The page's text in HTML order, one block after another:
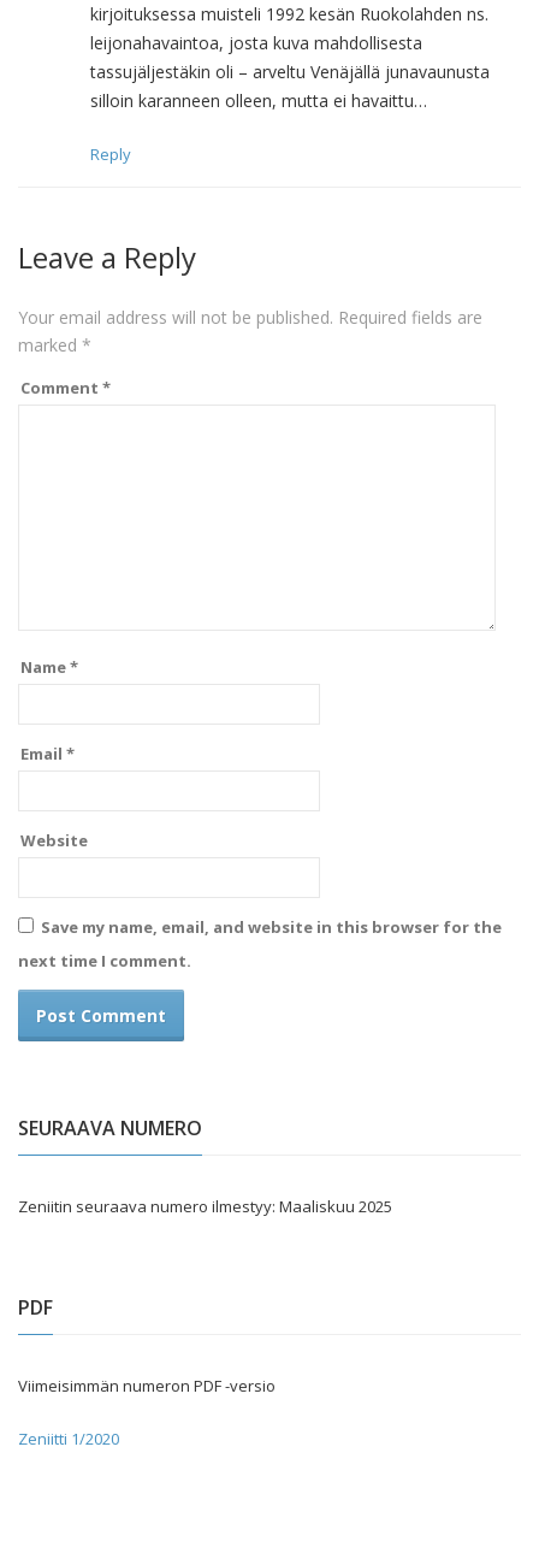
kirjoituksessa muisteli 1992 kesän Ruokolahden ns.
leijonahavaintoa, josta kuva mahdollisesta
tassujäljestäkin oli – arveltu Venäjällä junavaunusta
silloin karanneen olleen, mutta ei havaittu…
Reply
Leave a Reply
Your email address will not be published. Required fields are
marked *
Comment *
Name*
Email *
Website
Save my name, email, and website in this browser for the
next time I comment.
SEURAAVA NUMERO
Zeniitin seuraava numero ilmestyy: Maaliskuu 2025
PDF
Viimeisimmän numeron PDF -versio
Zeniitti 1/2020